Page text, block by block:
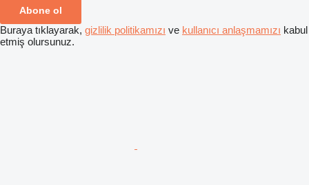
Abone ol
Buraya tıklayarak, gizlilik politikamızı ve kullanıcı anlaşmamızı kabul
etmiş olursunuz.